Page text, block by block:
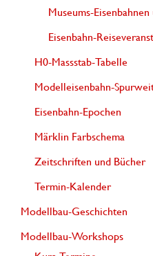
Museums-
Eisenbahn-
H0-Massstab-Tabelle
Modelleisenbahn-
Eisenbahn-Epochen
Märklin Farbschema
Zeitschriften und Bücher
Termin-Kalender
Modellbau-Geschichten
Modellbau-Workshops